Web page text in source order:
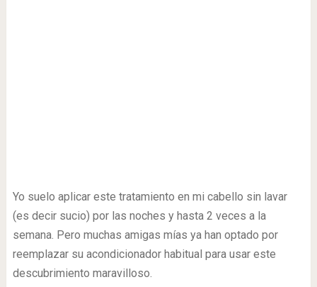
Yo suelo aplicar este tratamiento en mi cabello sin lavar
(es decir sucio) por las noches y hasta 2 veces a la
semana. Pero muchas amigas mías ya han optado por
reemplazar su acondicionador habitual para usar este
descubrimiento maravilloso.